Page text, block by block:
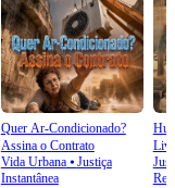
Quer Ar-Condicionado?
Assina o Contrato
Vida Urbana⦁ Justiça
Instantânea